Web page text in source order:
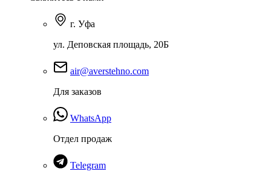
г. Уфа
ул. Деповская площадь, 20Б
air@averstehno.com
Для заказов
WhatsApp
Отдел продаж
Telegram